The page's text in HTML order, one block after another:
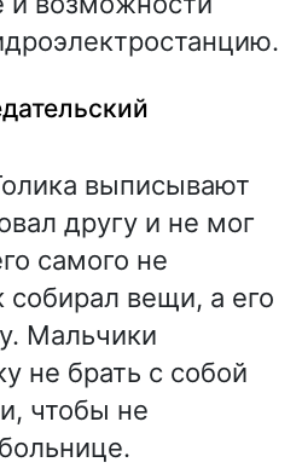
выписывают
другу и не мог
самого не
собирал вещи, а его
Мальчики
не брать с собой
чтобы не